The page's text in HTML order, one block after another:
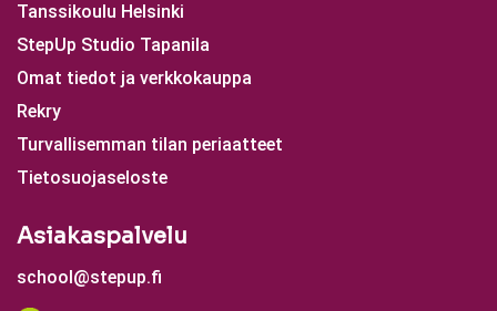
Tanssikoulu Helsinki
StepUp Studio Tapanila
Omat tiedot ja verkkokauppa
Rekry
Turvallisemman tilan periaatteet
Tietosuojaseloste
Asiakaspalvelu
school@stepup.fi